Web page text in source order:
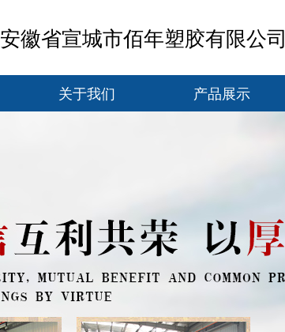
关于我们 产品展示
安徽省宣城市佰年塑胶有限公司